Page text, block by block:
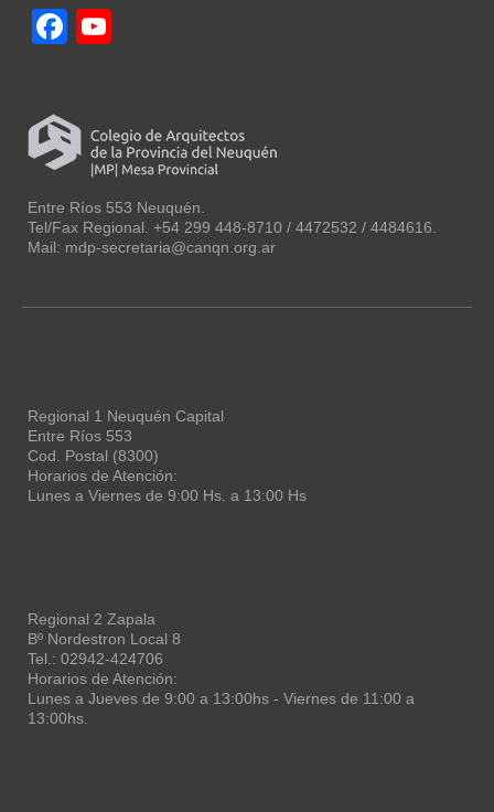
Facebook
Entre Ríos 553 Neuquén.
Tel/Fax Regional. +54 299 448-8710 / 4472532 / 4484616.
Mail: mdp-secretaria@canqn.org.ar
Regional 1 Neuquén Capital
Entre Ríos 553
Cod. Postal (8300)
Horarios de Atención:
Lunes a Viernes de 9:00 Hs. a 13:00 Hs
Regional 2 Zapala
Bº Nordestron Local 8
Tel.: 02942-424706
Horarios de Atención:
Lunes a Jueves de 9:00 a 13:00hs - Viernes de 11:00 a
13:00hs.